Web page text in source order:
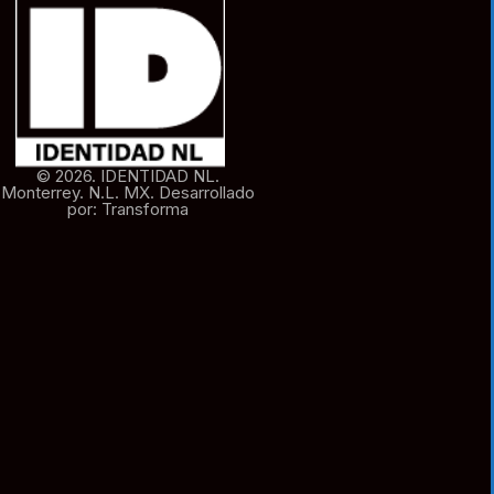
© 2026. IDENTIDAD NL.
Monterrey. N.L. MX. Desarrollado
por: Transforma